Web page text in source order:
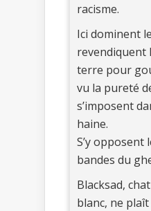
racisme.
Ici dominent
revendiquent
terre pour
vu la pureté
s’imposent
haine.
S’y opposent
bandes du
Blacksad,
blanc, ne